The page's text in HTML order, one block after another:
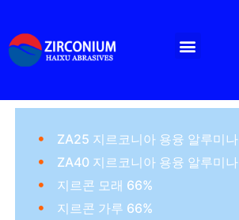
ZA25 지르코니아 용융 알루미나
ZA40 지르코니아 용융 알루미나
지르콘 모래 66%
지르콘 가루 66%